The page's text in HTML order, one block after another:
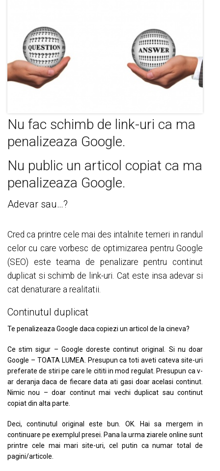
Nu fac schimb de link-uri ca ma
penalizeaza Google.
Nu public un articol copiat ca ma
penalizeaza Google.
Adevar sau…?
Cred ca printre cele mai des intalnite temeri in randul
celor cu care vorbesc de optimizarea pentru Google
(SEO) este teama de penalizare pentru continut
duplicat si schimb de link-uri. Cat este insa adevar si
cat denaturare a realitatii.
Continutul duplicat
Te penalizeaza Google daca copiezi un articol de la cineva?
Ce stim sigur – Google doreste continut original. Si nu doar
Google – TOATA LUMEA. Presupun ca toti aveti cateva site-uri
preferate de stiri pe care le cititi in mod regulat. Presupun ca v-
ar deranja daca de fiecare data ati gasi doar acelasi continut.
Nimic nou – doar continut mai vechi duplicat sau continut
copiat din alta parte.
Deci, continutul original este bun. OK. Hai sa mergem in
continuare pe exemplul presei. Pana la urma ziarele online sunt
printre cele mai mari site-uri, cel putin ca numar total de
pagini/articole.